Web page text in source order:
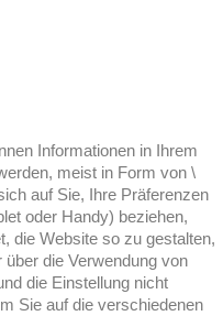
Informationen in Ihrem
meist in Form von \
auf Sie, Ihre Präferenzen
oder Handy) beziehen,
die Website so zu gestalten,
die Verwendung von
die Einstellung nicht
Sie auf die verschiedenen